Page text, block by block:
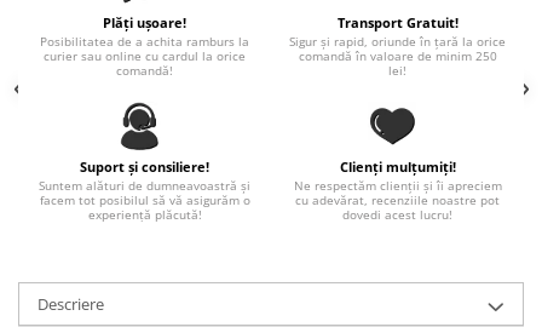
Alte evenimente
Domnisoara / Domnisor
Sporturi
Personaje
Diverse
Alte limbi
Plăți ușoare!
Posibilitatea de a achita ramburs la
curier sau online cu cardul la orice
comandă!
Transport Gratuit!
Sigur și rapid, oriunde în țară la orice
comandă în valoare de minim 250
lei!
Suport și consiliere!
Suntem alături de dumneavoastră și
facem tot posibilul să vă asigurăm o
experiență plăcută!
Clienți mulțumiți!
Ne respectăm clienții și îi apreciem
cu adevărat, recenziile noastre pot
dovedi acest lucru!
Descriere